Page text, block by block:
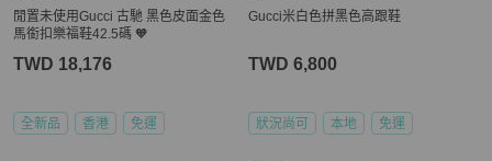
閒置未使用Gucci 古馳 黑色皮面金色
馬銜扣樂福鞋42.5碼 🧡
TWD 18,176
全新品 香港 免運
Gucci米白色拼黑色高跟鞋
TWD 6,800
狀況尚可 本地 免運